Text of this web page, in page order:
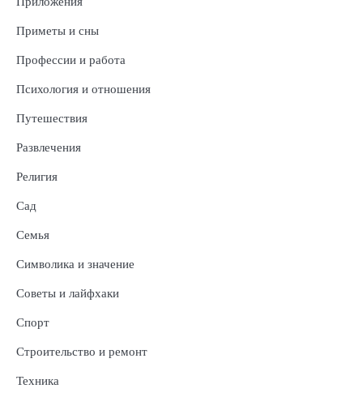
Приметы и сны
Профессии и работа
Психология и отношения
Путешествия
Развлечения
Религия
Сад
Семья
Символика и значение
Советы и лайфхаки
Спорт
Строительство и ремонт
Техника